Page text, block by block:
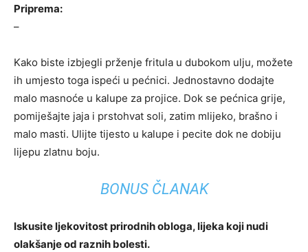
Priprema:
–
Kako biste izbjegli prženje fritula u dubokom ulju, možete
ih umjesto toga ispeći u pećnici. Jednostavno dodajte
malo masnoće u kalupe za projice. Dok se pećnica grije,
pomiješajte jaja i prstohvat soli, zatim mlijeko, brašno i
malo masti. Ulijte tijesto u kalupe i pecite dok ne dobiju
lijepu zlatnu boju.
BONUS ČLANAK
Iskusite ljekovitost prirodnih obloga, lijeka koji nudi
olakšanje od raznih bolesti.